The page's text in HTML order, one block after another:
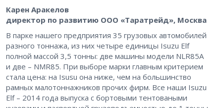
Карен Аракелов
директор по развитию ООО «Таратрейд», Москва
В парке нашего предприятия 35 грузовых автомобилей
разного тоннажа, из них четыре единицы Isuzu Elf
полной массой 3,5 тонны: две машины модели NLR85A
и две – NMR85. При выборе марки главным критерием
стала цена: на Isusu она ниже, чем на большинство
рамных малотоннажников прочих фирм. Все наши Isuzu
Elf – 2014 года выпуска с бортовыми тентоваными